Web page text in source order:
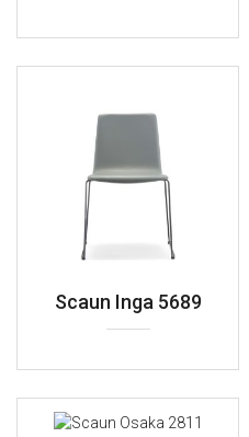
Scaun Inga 5689